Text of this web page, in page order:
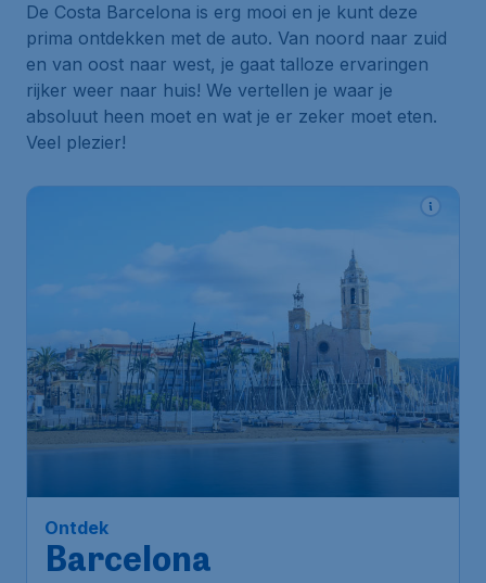
De Costa Barcelona is erg mooi en je kunt deze
prima ontdekken met de auto. Van noord naar zuid
en van oost naar west, je gaat talloze ervaringen
rijker weer naar huis! We vertellen je waar je
absoluut heen moet en wat je er zeker moet eten.
Veel plezier!
Ontdek
Barcelona